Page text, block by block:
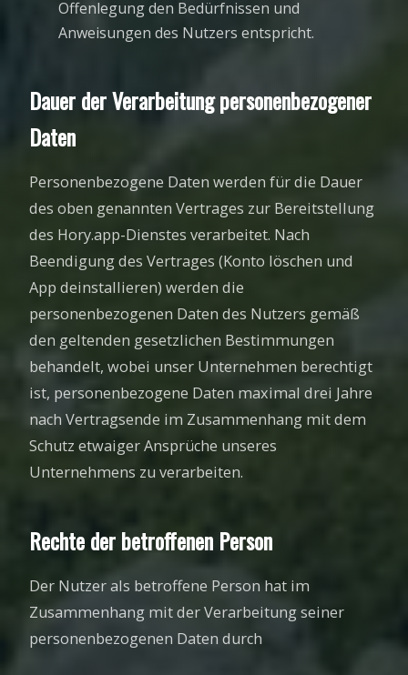
Offenlegung den Bedürfnissen und
Anweisungen des Nutzers entspricht.
Dauer der Verarbeitung personenbezogener
Daten
Personenbezogene Daten werden für die Dauer
des oben genannten Vertrages zur Bereitstellung
des Hory.app-Dienstes verarbeitet. Nach
Beendigung des Vertrages (Konto löschen und
App deinstallieren) werden die
personenbezogenen Daten des Nutzers gemäß
den geltenden gesetzlichen Bestimmungen
behandelt, wobei unser Unternehmen berechtigt
ist, personenbezogene Daten maximal drei Jahre
nach Vertragsende im Zusammenhang mit dem
Schutz etwaiger Ansprüche unseres
Unternehmens zu verarbeiten.
Rechte der betroffenen Person
Der Nutzer als betroffene Person hat im
Zusammenhang mit der Verarbeitung seiner
personenbezogenen Daten durch